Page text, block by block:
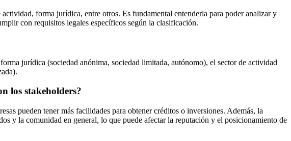
forma jurídica, entre otros. Es fundamental entenderla para poder analizar y
con requisitos legales específicos según la clasificación.
jurídica (sociedad anónima, sociedad limitada, autónomo), el sector de actividad
los stakeholders?
pueden tener más facilidades para obtener créditos o inversiones. Además, la
y la comunidad en general, lo que puede afectar la reputación y el posicionamiento de